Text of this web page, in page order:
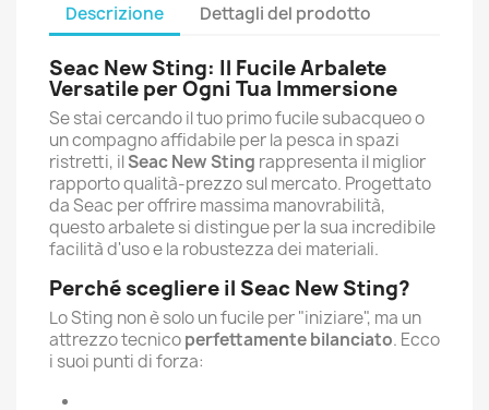
Descrizione Dettagli del prodotto
Seac New Sting: Il Fucile Arbalete
Versatile per Ogni Tua Immersione
Se stai cercando il tuo primo fucile subacqueo o
un compagno affidabile per la pesca in spazi
ristretti, ilSeac New Sting rappresenta il miglior
rapporto qualità-prezzo sul mercato. Progettato
da Seac per offrire massima manovrabilità,
questo arbalete si distingue per la sua incredibile
facilità d'uso e la robustezza dei materiali.
Perché scegliere il Seac New Sting?
Lo Sting non è solo un fucile per "iniziare", ma un
attrezzo tecnicoperfettamente bilanciato. Ecco
i suoi punti di forza: